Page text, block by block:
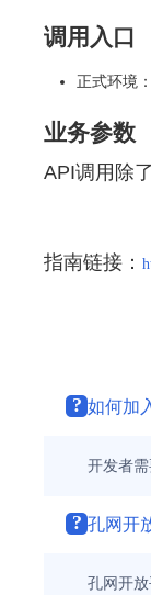
调用入口
正式环境：
业务参数
API调用除
指南链接：
? 如何加
开发者
? 孔网开
孔网开